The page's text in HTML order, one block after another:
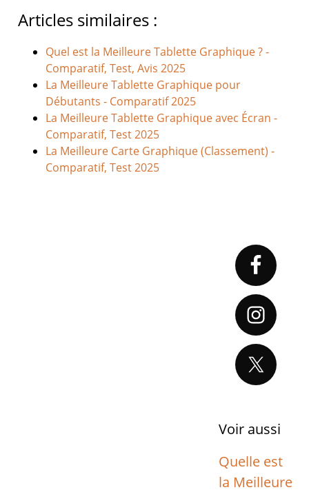
Articles similaires :
Quel est la Meilleure Tablette Graphique ? -
Comparatif, Test, Avis 2025
La Meilleure Tablette Graphique pour
Débutants - Comparatif 2025
La Meilleure Tablette Graphique avec Écran -
Comparatif, Test 2025
La Meilleure Carte Graphique (Classement) -
Comparatif, Test 2025
Primary
Sidebar
Voir aussi
Quelle est
la Meilleure